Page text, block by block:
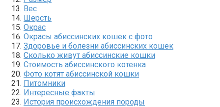
Вес
Шерсть
Окрас
Окрасы абиссинских кошек с фото
Здоровье и болезни абиссинских кошек
Сколько живут абиссинские кошки
Стоимость абиссинского котенка
Фото котят абиссинской кошки
Питомники
Интересные факты
История происхождения породы